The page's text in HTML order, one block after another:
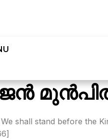
shall stand before the